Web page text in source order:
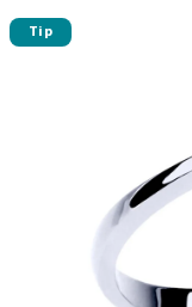
Tip